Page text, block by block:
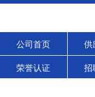
公司首页 供
荣誉认证 招